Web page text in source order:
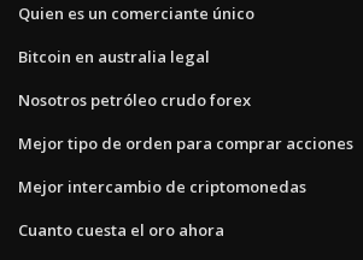
Quien es un comerciante único
Bitcoin en australia legal
Nosotros petróleo crudo forex
Mejor tipo de orden para comprar acciones
Mejor intercambio de criptomonedas
Cuanto cuesta el oro ahora